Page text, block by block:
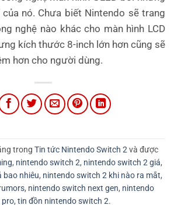
nó. Chưa biết Nintendo sẽ trang
nghệ nào khác cho màn hình LCD
kích thước 8-inch lớn hơn cũng sẽ
hơn cho người dùng.
trong Tin tức Nintendo Switch 2 và được
, nintendo switch 2, nintendo switch 2 giá,
bao nhiêu, nintendo switch 2 khi nào ra mắt,
, nintendo switch next gen, nintendo
pro, tin đồn nintendo switch 2.